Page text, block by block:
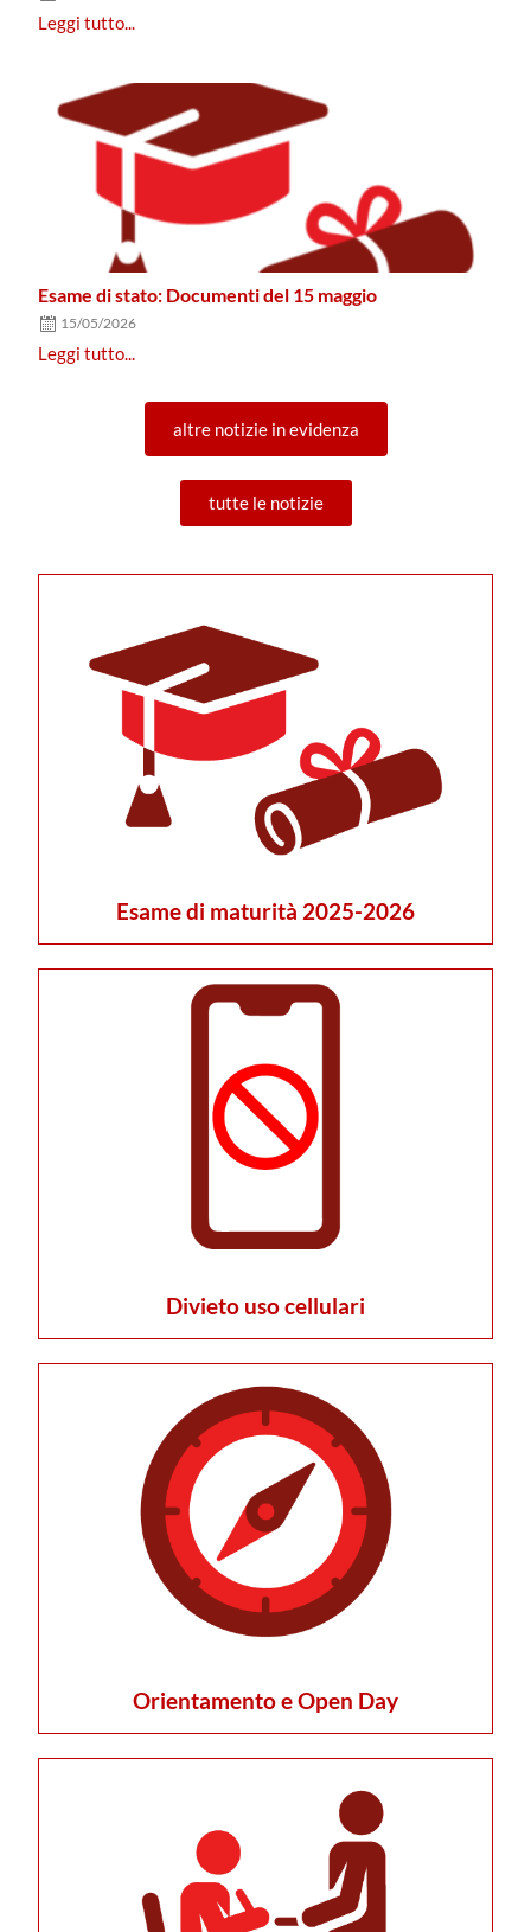
Leggi tutto...
Esame di stato: Documenti del 15 maggio
15/05/2026
Leggi tutto...
altre notizie in evidenza
tutte le notizie
Esame di maturità 2025-2026
Divieto uso cellulari
Orientamento e Open Day